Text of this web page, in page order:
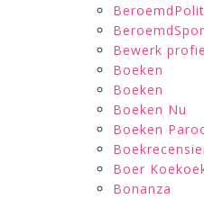
Bewerk
Boeken
Boeken
Boeken Nu
Boeken
Boer
Bonanza